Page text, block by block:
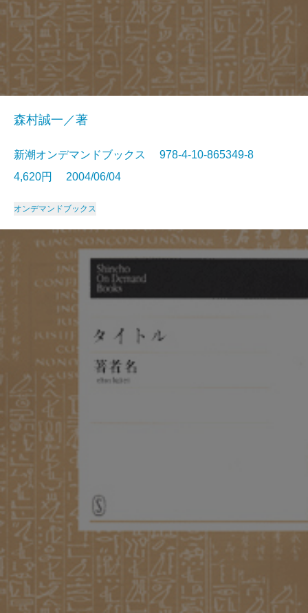
森村誠一／著
新潮オンデマンドブックス 978-4-10-865349-8
4,620円 2004/06/04
オンデマンドブックス